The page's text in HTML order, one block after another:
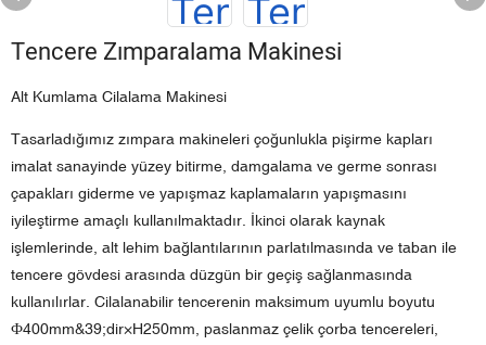
Tencere Zımparalama Makinesi
Alt Kumlama Cilalama Makinesi
Tasarladığımız zımpara makineleri çoğunlukla pişirme kapları
imalat sanayinde yüzey bitirme, damgalama ve germe sonrası
çapakları giderme ve yapışmaz kaplamaların yapışmasını
iyileştirme amaçlı kullanılmaktadır. İkinci olarak kaynak
işlemlerinde, alt lehim bağlantılarının parlatılmasında ve taban ile
tencere gövdesi arasında düzgün bir geçiş sağlanmasında
kullanılırlar. Cilalanabilir tencerenin maksimum uyumlu boyutu
Ф400mm&39;dir×H250mm, paslanmaz çelik çorba tencereleri,